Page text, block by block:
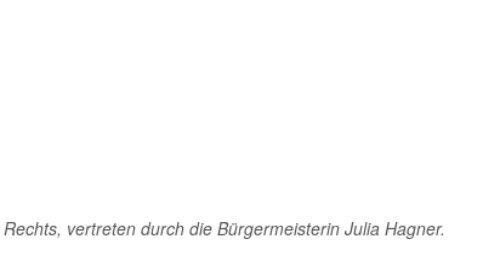
vertreten durch die Bürgermeisterin Julia Hagner.